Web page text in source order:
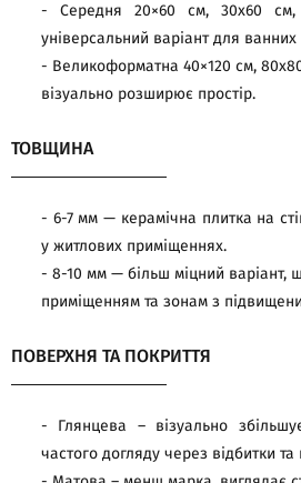
- Середня 20×60 см, 30х60
універсальний варіант для ванних
- Великоформатна 40×120 см,
візуально розширює простір.
ТОВЩИНА
- 6-7 мм — керамічна плитка на
у житлових приміщеннях.
- 8-10 мм — більш міцний варіант,
приміщенням та зонам з
ПОВЕРХНЯ ТА ПОКРИТТЯ
- Глянцева – візуально
частого догляду через відбитки